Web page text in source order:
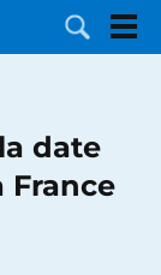
date
France